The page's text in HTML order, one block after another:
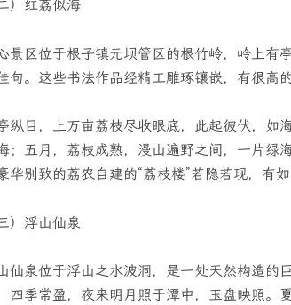
二）红荔似海
景区位于根子镇元坝管区的根竹岭，岭上有
句。这些书法作品经精工雕琢镶嵌，有很高
纵目，上万亩荔枝尽收眼底，此起彼伏，如
；五月，荔枝成熟，漫山遍野之间，一片绿
华别致的荔农自建的“荔枝楼”若隐若现，有如
）浮山仙泉
仙泉位于浮山之水波洞，是一处天然构造的
四季常盈，夜来明月照于潭中，玉盘映照。